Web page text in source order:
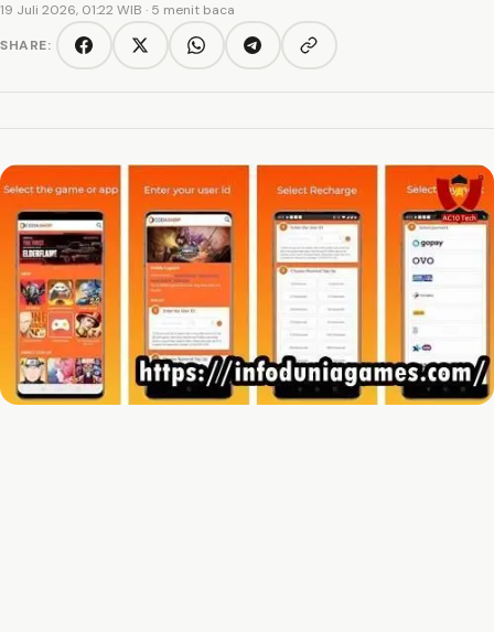
19 Juli 2026, 01:22 WIB · 5 menit baca
SHARE:
FacebookTwitter/XWhatsAppTelegramCopy link